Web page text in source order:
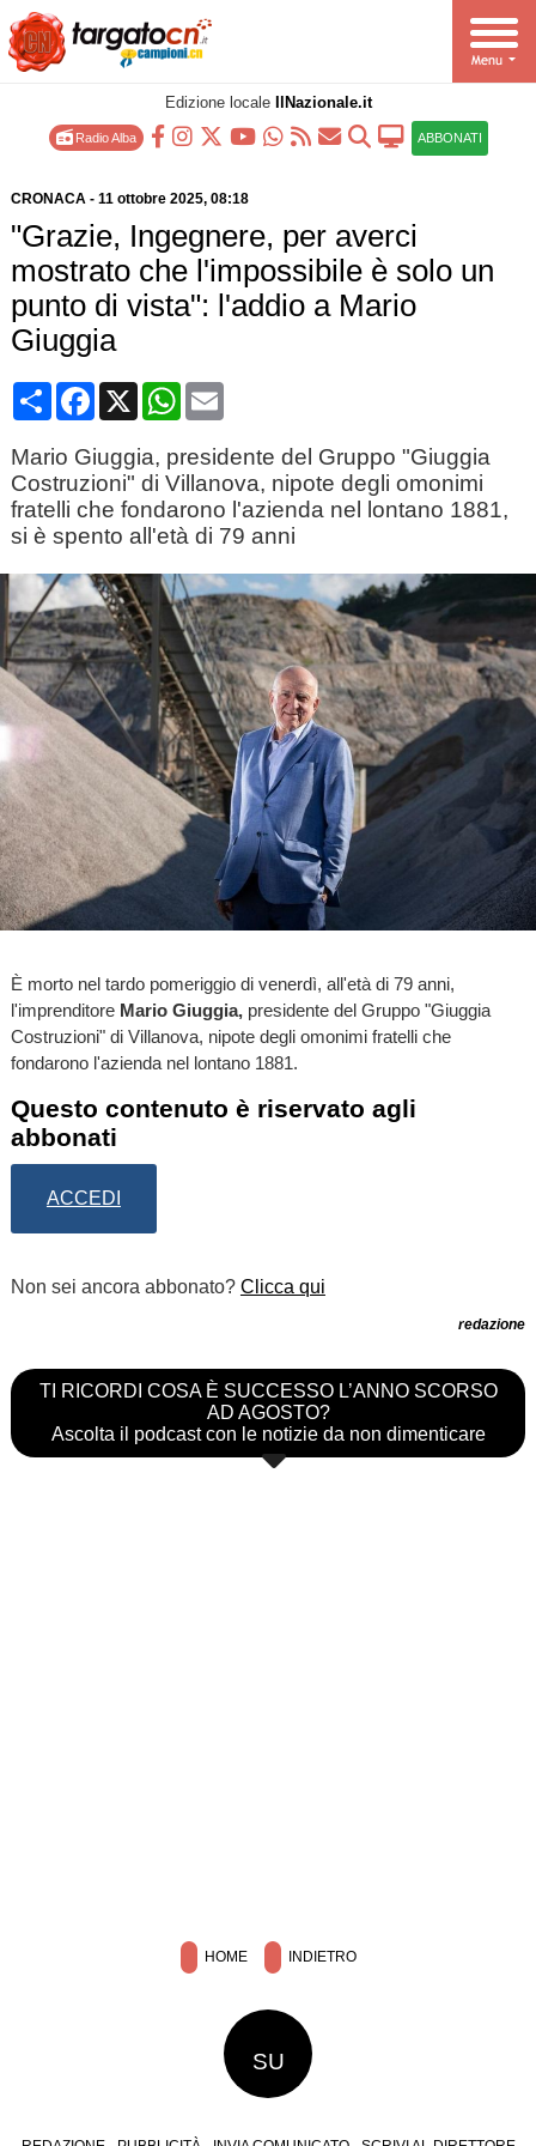
Edizione locale IlNazionale.it
Radio Alba ABBONATI
CRONACA- 11 ottobre 2025, 08:18
"Grazie, Ingegnere, per averci
mostrato che l'impossibile è solo un
punto di vista": l'addio a Mario
Giuggia
CondividiFacebook
X WhatsApp
Email
Mario Giuggia, presidente del Gruppo "Giuggia
Costruzioni" di Villanova, nipote degli omonimi
fratelli che fondarono l'azienda nel lontano 1881,
si è spento all'età di 79 anni
È morto nel tardo pomeriggio di venerdì, all'età di 79 anni,
l'imprenditore Mario Giuggia, presidente del Gruppo "Giuggia
Costruzioni" di Villanova, nipote degli omonimi fratelli che
fondarono l'azienda nel lontano 1881.
Questo contenuto è riservato agli
abbonati
ACCEDI
Non sei ancora abbonato? Clicca qui
redazione
TI RICORDI COSA È SUCCESSO L’ANNO SCORSO
AD AGOSTO?
Ascolta il podcast con le notizie da non dimenticare
HOME INDIETRO
SU